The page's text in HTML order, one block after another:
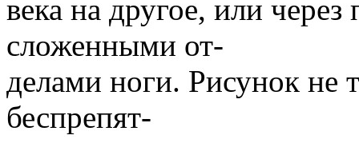
века на другое, или
сложенными от-
делами ноги. Рисунок не
беспрепят-